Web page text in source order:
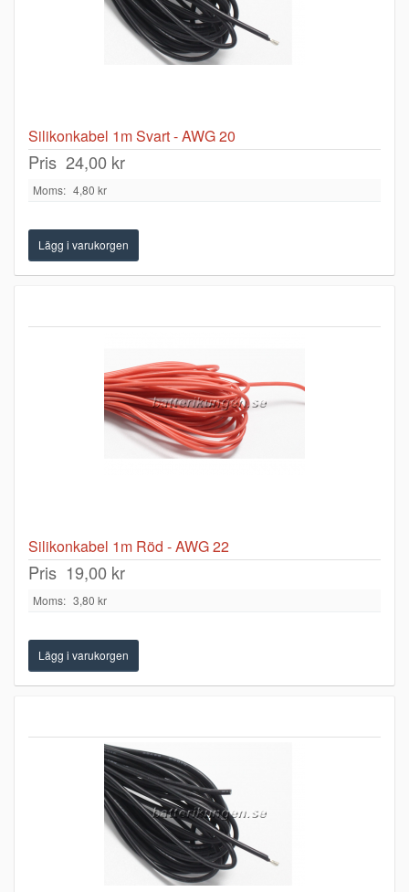
Silikonkabel 1m Svart - AWG 20
Pris 24,00 kr
Moms: 4,80 kr
Silikonkabel 1m Röd - AWG 22
Pris 19,00 kr
Moms: 3,80 kr